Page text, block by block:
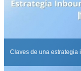
Claves de una estrategia